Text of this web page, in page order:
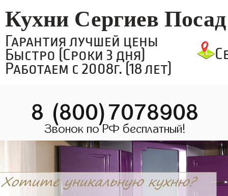
Кухни Сергиев Посад
Гарантия лучшей цены
Быстро (Сроки 3 дня)
Работаем с 2008г. (18 лет)
8 (800)7078908
Звонок по РФ бесплатный!